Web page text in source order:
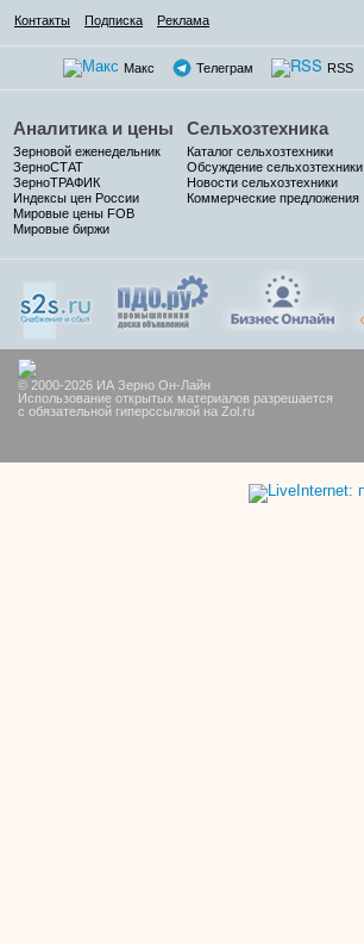
Контакты
Подписка Реклама
Макс Телеграм RSS
Аналитика и цены
Зерновой еженедельник
ЗерноСТАТ
ЗерноТРАФИК
Индексы цен России
Мировые цены FOB
Мировые биржи
Сельхозтехника
Каталог сельхозтехники
Обсуждение сельхозтехники
Новости сельхозтехники
Коммерческие предложения
© 2000-2026 ИА Зерно Он-Лайн
Использование открытых материалов разрешается
с обязательной гиперссылкой на Zol.ru